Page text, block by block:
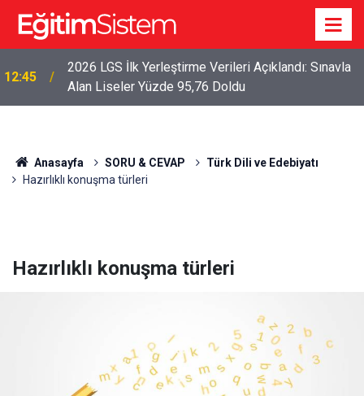
12:45
2026 LGS İlk Yerleştirme Verileri Açıklandı: Sınavla
Alan Liseler Yüzde 95,76 Doldu
Anasayfa SORU & CEVAP
Türk Dili ve Edebiyatı
Hazırlıklı konuşma türleri
Hazırlıklı konuşma türleri